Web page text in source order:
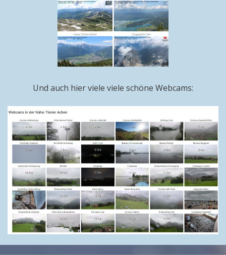
Und auch hier viele viele schöne Webcams: